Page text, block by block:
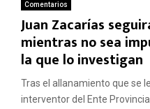
Comentarios
Juan Zacarías
mientras no sea
la que lo investigan
Tras el allanamiento que se
interventor del Ente